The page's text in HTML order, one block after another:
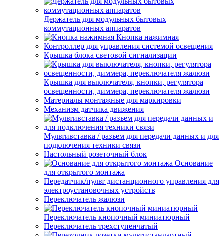
Держатель для модульных бытовых
коммутационных аппаратов
Кнопка нажимная
Контроллер для управления системой освещения
Крышка блока световой сигнализации
Крышка для выключателя, кнопки, регулятора
освещенности, диммера, переключателя жалюзи
Материалы монтажные для маркировки
Механизм датчика движения
Мультивставка / разъем для передачи данных и для
подключения техники связи
Настольный розеточный блок
Основание
для открытого монтажа
Передатчик/пульт дистанционного управления для
электроустановочных устройств
Переключатель жалюзи
Переключатель кнопочный миниатюрный
Переключатель трехступенчатый